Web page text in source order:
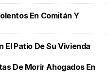
En Comitán Y
El Patio De Su Vivienda
De Morir Ahogados En